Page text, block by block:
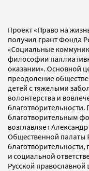
Проект «Право на
получил грант Фонда
«Социальные
философии
оказании». Основной
преодоление
детей с тяжелыми
волонтерства и
благотворительности.
благотворительным
возглавляет
Общественной палаты
и социальной
Русской православной